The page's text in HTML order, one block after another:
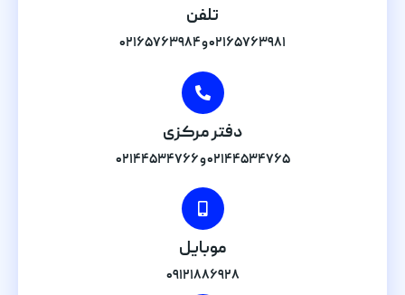
تلفن
۰۲۱۶۵۷۶۳۹۸۱ و ۰۲۱۶۵۷۶۳۹۸۴
دفتر مرکزی
۰۲۱۴۴۵۳۴۷۶۵ و ۰۲۱۴۴۵۳۴۷۶۶
موبایل
۰۹۱۲۱۸۸۶۹۲۸